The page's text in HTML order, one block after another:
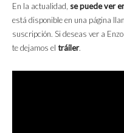
En la actualidad, se puede ver
está disponible en una página
suscripción. Si deseas ver a
te dejamos el tráiler.